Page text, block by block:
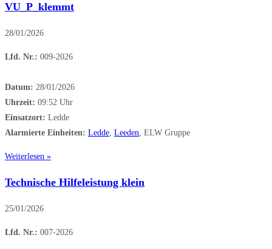
VU_P_klemmt
28/01/2026
Lfd. Nr.: 009-2026
Datum: 28/01/2026
Uhrzeit: 09:52 Uhr
Einsatzort: Ledde
Alarmierte Einheiten: Ledde, Leeden, ELW Gruppe
Weiterlesen »
Technische Hilfeleistung klein
25/01/2026
Lfd. Nr.: 007-2026